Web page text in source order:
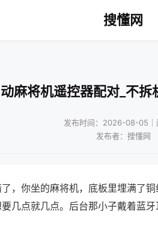
搜懂网
麻将机遥控器配对_不
发布时间：2026-08-05｜
发布者：搜懂网
，你坐的麻将机，底板里埋满了
几点就几点。后台那小子戴着蓝